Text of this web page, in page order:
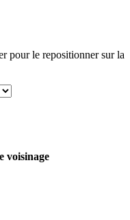
pour le repositionner sur la
voisinage